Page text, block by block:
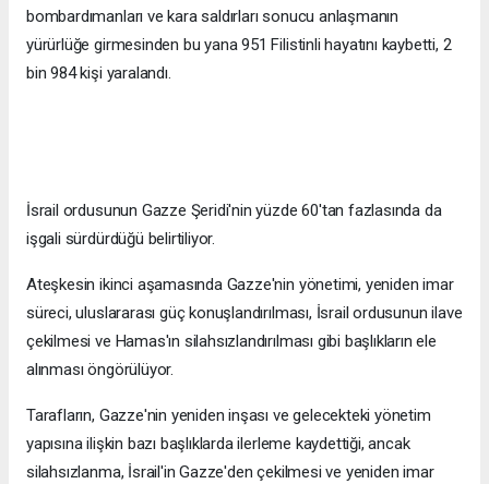
bombardımanları ve kara saldırları sonucu anlaşmanın
yürürlüğe girmesinden bu yana 951 Filistinli hayatını kaybetti, 2
bin 984 kişi yaralandı.
İsrail ordusunun Gazze Şeridi'nin yüzde 60'tan fazlasında da
işgali sürdürdüğü belirtiliyor.
Ateşkesin ikinci aşamasında Gazze'nin yönetimi, yeniden imar
süreci, uluslararası güç konuşlandırılması, İsrail ordusunun ilave
çekilmesi ve Hamas'ın silahsızlandırılması gibi başlıkların ele
alınması öngörülüyor.
Tarafların, Gazze'nin yeniden inşası ve gelecekteki yönetim
yapısına ilişkin bazı başlıklarda ilerleme kaydettiği, ancak
silahsızlanma, İsrail'in Gazze'den çekilmesi ve yeniden imar